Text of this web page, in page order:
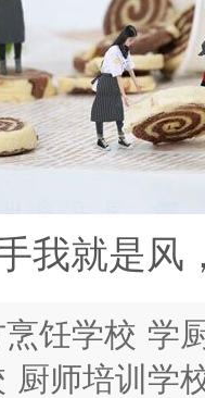
我就是风
饪学校 学
厨师培训学